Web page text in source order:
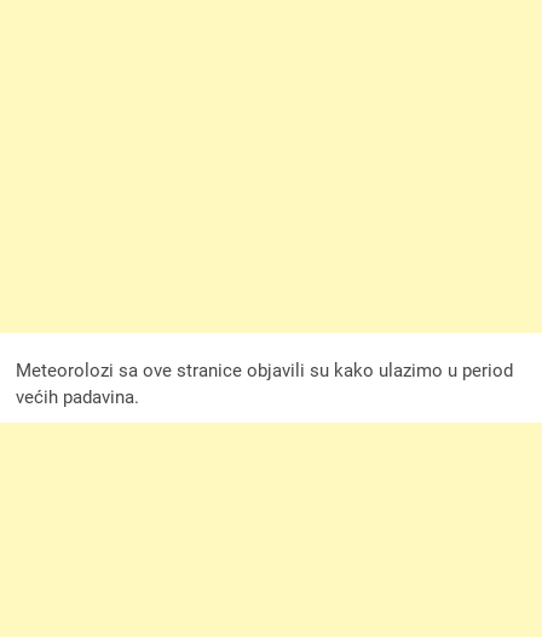
Meteorolozi sa ove stranice objavili su kako ulazimo u period
većih padavina.